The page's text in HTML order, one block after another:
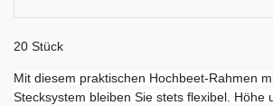
20 Stück
Mit diesem praktischen Hochbeet-Rahmen
Stecksystem bleiben Sie stets flexibel. Höhe